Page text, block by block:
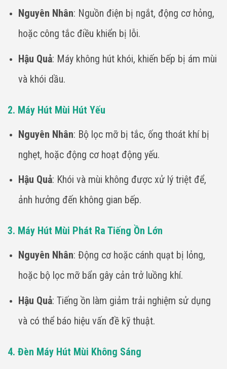
Nguyên Nhân: Nguồn điện bị ngắt, động cơ hỏng,
hoặc công tắc điều khiển bị lỗi.
Hậu Quả: Máy không hút khói, khiến bếp bị ám mùi
và khói dầu.
2. Máy Hút Mùi Hút Yếu
Nguyên Nhân: Bộ lọc mỡ bị tắc, ống thoát khí bị
nghẹt, hoặc động cơ hoạt động yếu.
Hậu Quả: Khói và mùi không được xử lý triệt để,
ảnh hưởng đến không gian bếp.
3. Máy Hút Mùi Phát Ra Tiếng Ồn Lớn
Nguyên Nhân: Động cơ hoặc cánh quạt bị lỏng,
hoặc bộ lọc mỡ bẩn gây cản trở luồng khí.
Hậu Quả: Tiếng ồn làm giảm trải nghiệm sử dụng
và có thể báo hiệu vấn đề kỹ thuật.
4. Đèn Máy Hút Mùi Không Sáng